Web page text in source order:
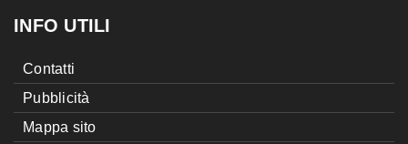
INFO UTILI
Contatti
Pubblicità
Mappa sito